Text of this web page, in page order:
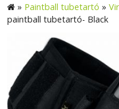
» Paintball tubetartó »
paintball tubetartó- Black